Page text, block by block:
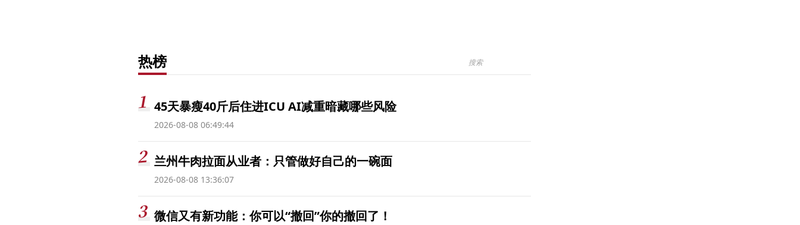
热榜
45天暴瘦40斤后住进ICU AI减重暗藏哪些风险
2026-08-08 06:49:44
兰州牛肉拉面从业者：只管做好自己的一碗面
2026-08-08 13:36:07
微信又有新功能：你可以“撤回”你的撤回了！